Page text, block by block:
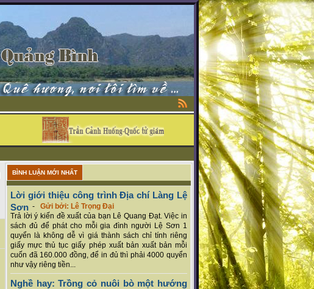
BÌNH LUẬN MỚI NHẤT
Lời giới thiệu công trình Địa chí Làng Lệ
Sơn - Gửi bởi: Lê Trọng Đại
Trả lời ý kiến đề xuất của bạn Lê Quang Đạt. Việc in
sách đủ để phát cho mỗi gia đình người Lệ Sơn 1
quyển là không dễ vì giá thành sách chỉ tính riêng
giấy mực thủ tục giấy phép xuất bản xuất bản mỗi
cuốn đã 160.000 đồng, để in đủ thì phải 4000 quyển
như vậy riêng tiền...
Nghề hay: Trồng cỏ nuôi bò một hướng